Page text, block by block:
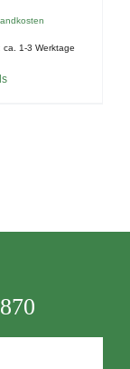
ca. 1-3 Werktage